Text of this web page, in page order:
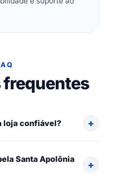
frequentes
loja confiável?
Santa Apolônia